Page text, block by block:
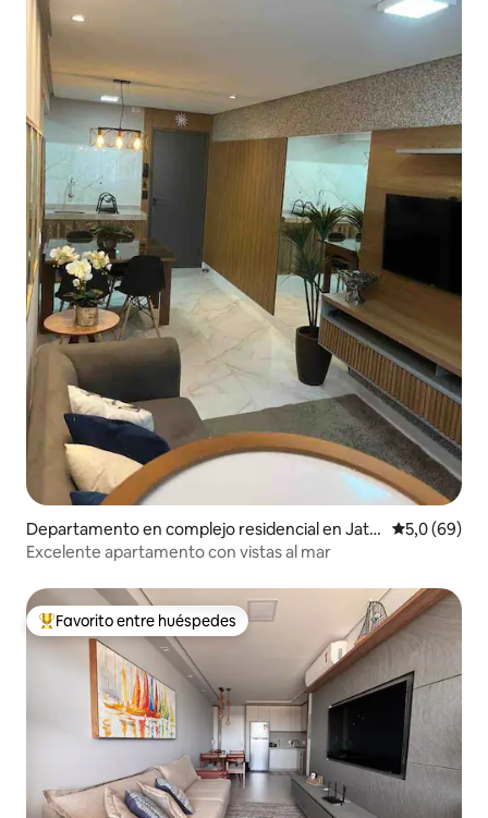
Departamento en complejo residencial en Jatiu
ca
Calificación
5,0 (69)
Excelente apartamento con vistas al mar
Favorito entre los huéspedes más destacados
Favorito entre huéspedes